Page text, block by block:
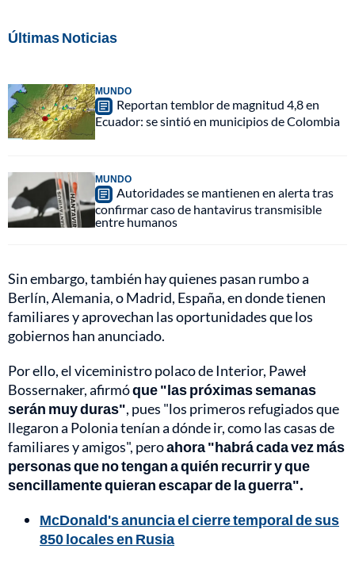
Últimas Noticias
MUNDO
Reportan temblor de magnitud 4,8 en
Ecuador: se sintió en municipios de Colombia
MUNDO
Autoridades se mantienen en alerta tras
confirmar caso de hantavirus transmisible
entre humanos
Sin embargo, también hay quienes pasan rumbo a
Berlín, Alemania, o Madrid, España, en donde tienen
familiares y aprovechan las oportunidades que los
gobiernos han anunciado.
Por ello, el viceministro polaco de Interior, Paweł
Bossernaker, afirmóque "las próximas semanas
serán muy duras", pues "los primeros refugiados que
llegaron a Polonia tenían a dónde ir, como las casas de
familiares y amigos", peroahora "habrá cada vez más
personas que no tengan a quién recurrir y que
sencillamente quieran escapar de la guerra".
McDonald's anuncia el cierre temporal de sus
850 locales en Rusia